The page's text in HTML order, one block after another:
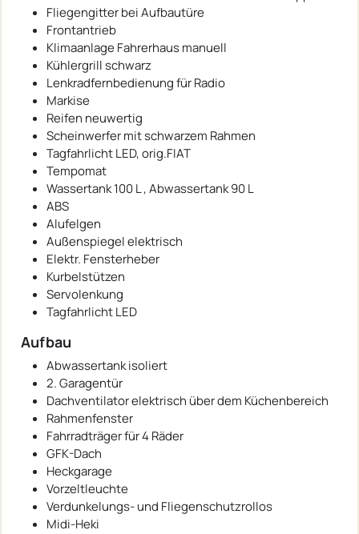
Fliegengitter bei Aufbautüre
Frontantrieb
Klimaanlage Fahrerhaus manuell
Kühlergrill schwarz
Lenkradfernbedienung für Radio
Markise
Reifen neuwertig
Scheinwerfer mit schwarzem Rahmen
Tagfahrlicht LED, orig.FIAT
Tempomat
Wassertank 100 L , Abwassertank 90 L
ABS
Alufelgen
Außenspiegel elektrisch
Elektr. Fensterheber
Kurbelstützen
Servolenkung
Tagfahrlicht LED
Aufbau
Abwassertank isoliert
2. Garagentür
Dachventilator elektrisch über dem Küchenbereich
Rahmenfenster
Fahrradträger für 4 Räder
GFK-Dach
Heckgarage
Vorzeltleuchte
Verdunkelungs- und Fliegenschutzrollos
Midi-Heki